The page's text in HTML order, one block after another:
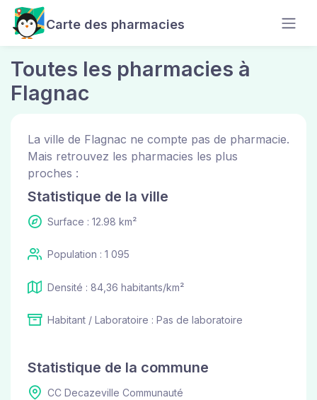
Carte des pharmacies
Toutes les pharmacies à
Flagnac
La ville de Flagnac ne compte pas de pharmacie.
Mais retrouvez les pharmacies les plus
proches :
Statistique de la ville
Surface : 12.98 km²
Population : 1 095
Densité : 84,36 habitants/km²
Habitant / Laboratoire : Pas de laboratoire
Statistique de la commune
CC Decazeville Communauté